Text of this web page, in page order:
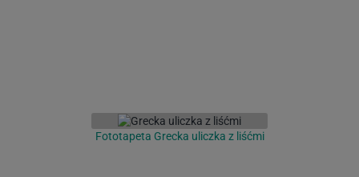
Fototapeta Grecka uliczka z liśćmi